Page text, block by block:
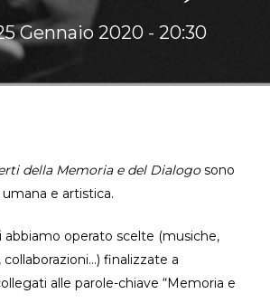
Gennaio 2020 - 20:30
della Memoria e del Dialogosono
e artistica.
abbiamo operato scelte (musiche,
finalizzate a
alle parole-chiave “Memoria e